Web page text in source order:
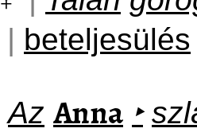
| beteljesülés
Az Anna ‣